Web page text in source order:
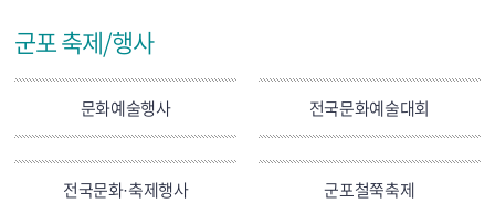
군포 축제/행사
문화예술행사 전국문화예술대회
전국문화·축제행사 군포철쭉축제